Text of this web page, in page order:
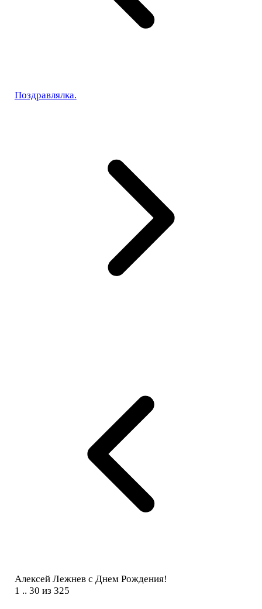
Поздравлялка.
Алексей Лежнев с Днем Рождения!
1 .. 30 из 325